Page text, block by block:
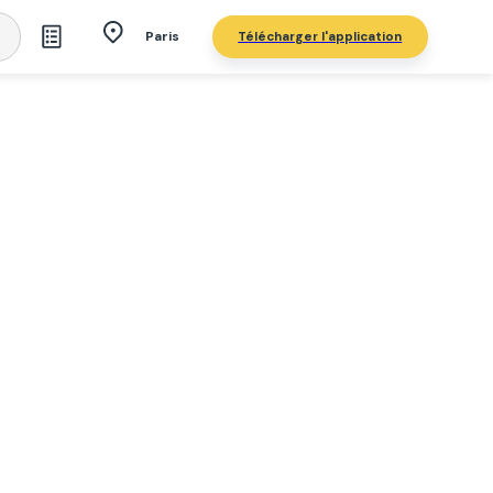
Paris Télécharger l'application